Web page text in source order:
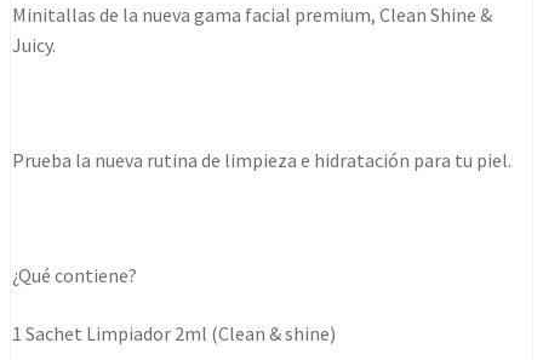
facial
6x2ml
Minitallas de la nueva gama facial premium, Clean Shine &
Juicy.
Prueba la nueva rutina de limpieza e hidratación para tu piel.
¿Qué contiene?
1 Sachet Limpiador 2ml (Clean & shine)